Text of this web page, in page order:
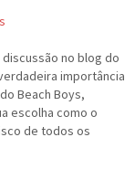
no blog do
importância
Beach Boys,
escolha como o
de todos os